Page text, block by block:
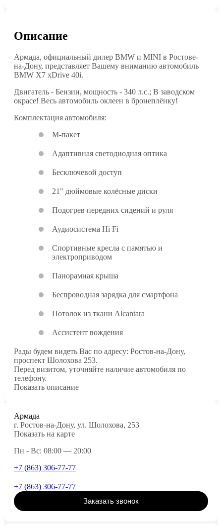
Описание
Армада, официальный дилер BMW и MINI в Ростове-
на-Дону, представляет Вашему вниманию автомобиль
BMW Х7 xDrive 40i.
Двигатель - Бензин, мощность - 340 л.с.; В заводском
окрасе! Весь автомобиль оклеен в бронеплёнку!
Комплектация автомобиля:
М-пакет
Адаптивная светодиодная оптика
Бесключевой доступ
21" дюймовые колёсные диски
Подогрев передних сидений и руля
Аудиосистема Hi Fi
Спортивные кресла с памятью и
электроприводом
Панорамная крыша
Беспроводная зарядка для смартфона
Потолок из ткани Alcantara
Ассистент вождения
Рады будем видеть Вас по адресу: Ростов-на-Дону,
проспект Шолохова 253.
Перед визитом, уточняйте наличие автомобиля по
телефону.
Показать описание
Армада
г. Ростов-на-Дону, ул. Шолохова, 253
Показать на карте
Пн - Вс: 08:00 — 20:00
+7 (863) 306-77-77
+7 (863) 306-77-77
Заказать звонок